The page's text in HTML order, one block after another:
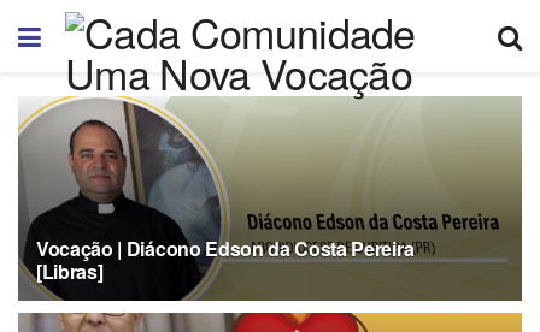
Vocação | Diácono Edson da Costa Pereira
[Libras]
02/02/2024